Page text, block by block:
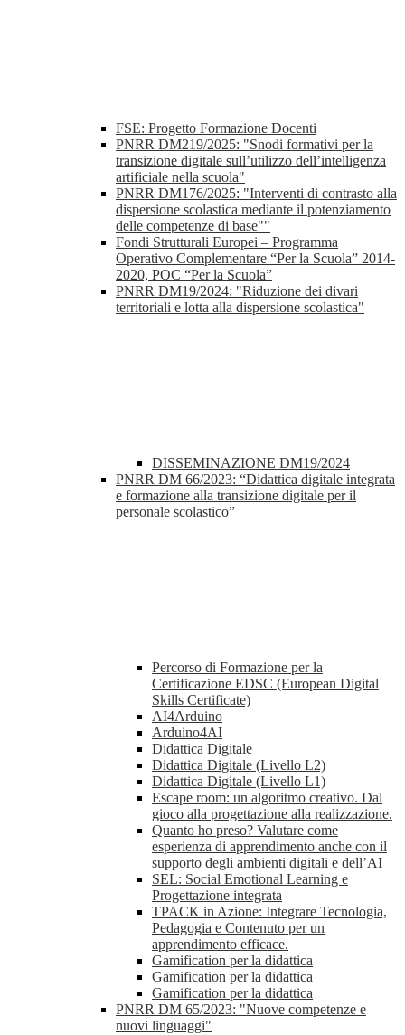
FSE: Progetto Formazione Docenti
PNRR DM219/2025: "Snodi formativi per la
transizione digitale sull’utilizzo dell’intelligenza
artificiale nella scuola"
PNRR DM176/2025: "Interventi di contrasto alla
dispersione scolastica mediante il potenziamento
delle competenze di base""
Fondi Strutturali Europei – Programma
Operativo Complementare “Per la Scuola” 2014-
2020, POC “Per la Scuola”
PNRR DM19/2024: "Riduzione dei divari
territoriali e lotta alla dispersione scolastica"
DISSEMINAZIONE DM19/2024
PNRR DM 66/2023: “Didattica digitale integrata
e formazione alla transizione digitale per il
personale scolastico”
Percorso di Formazione per la
Certificazione EDSC (European Digital
Skills Certificate)
AI4Arduino
Arduino4AI
Didattica Digitale
Didattica Digitale (Livello L2)
Didattica Digitale (Livello L1)
Escape room: un algoritmo creativo. Dal
gioco alla progettazione alla realizzazione.
Quanto ho preso? Valutare come
esperienza di apprendimento anche con il
supporto degli ambienti digitali e dell’AI
SEL: Social Emotional Learning e
Progettazione integrata
TPACK in Azione: Integrare Tecnologia,
Pedagogia e Contenuto per un
apprendimento efficace.
Gamification per la didattica
Gamification per la didattica
Gamification per la didattica
PNRR DM 65/2023: "Nuove competenze e
nuovi linguaggi"